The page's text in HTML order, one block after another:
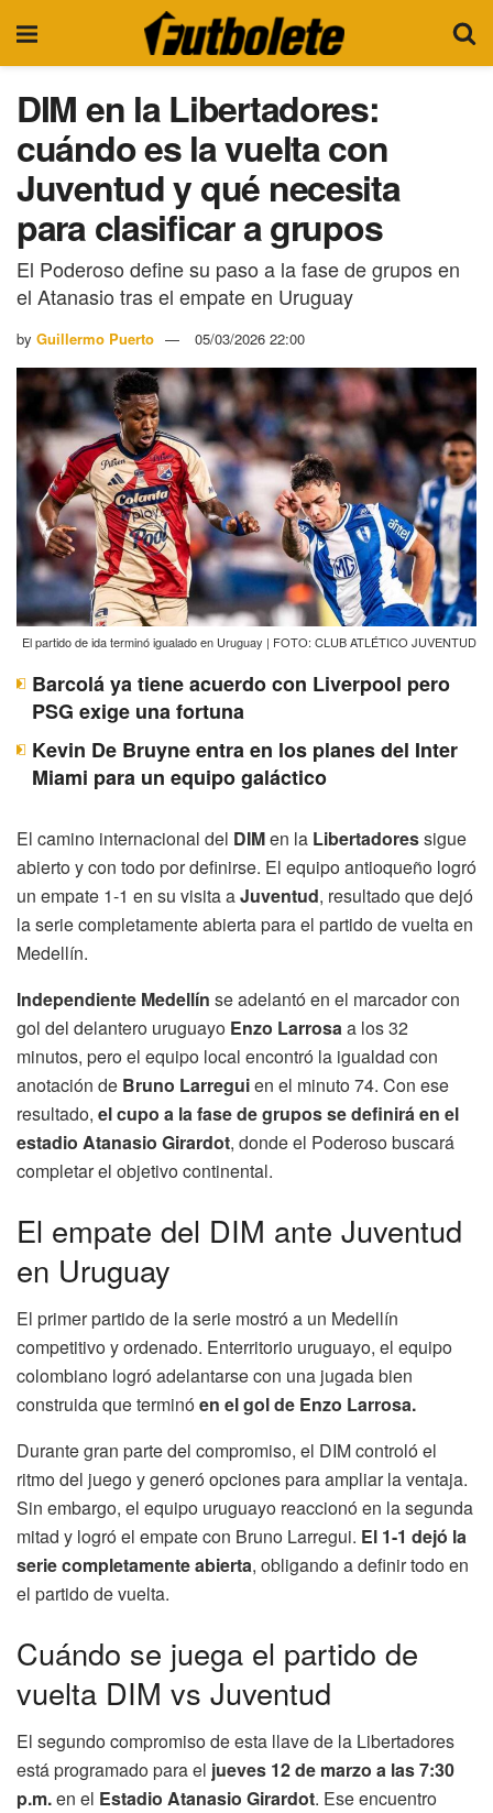
DIM en la Libertadores:
cuándo es la vuelta con
Juventud y qué necesita
para clasificar a grupos
El Poderoso define su paso a la fase de grupos en
el Atanasio tras el empate en Uruguay
by Guillermo Puerto 05/03/2026 22:00
El partido de ida terminó igualado en Uruguay | FOTO: CLUB ATLÉTICO JUVENTUD
Barcolá ya tiene acuerdo con Liverpool pero
PSG exige una fortuna
Kevin De Bruyne entra en los planes del Inter
Miami para un equipo galáctico
El camino internacional del DIMen la Libertadoressigue
abierto y con todo por definirse. El equipo antioqueño logró
un empate 1-1 en su visita aJuventud, resultado que dejó
la serie completamente abierta para el partido de vuelta en
Medellín.
Independiente Medellín se adelantó en el marcador con
gol del delantero uruguayo Enzo Larrosaa los 32
minutos, pero el equipo local encontró la igualdad con
anotación de Bruno Larreguien el minuto 74. Con ese
resultado, el cupo a la fase de grupos se definirá en el
estadio Atanasio Girardot, donde el Poderoso buscará
completar el objetivo continental.
El empate del DIM ante Juventud
en Uruguay
El primer partido de la serie mostró a un Medellín
competitivo y ordenado. Enterritorio uruguayo, el equipo
colombiano logró adelantarse con una jugada bien
construida que terminóen el gol de Enzo Larrosa.
Durante gran parte del compromiso, el DIM controló el
ritmo del juego y generó opciones para ampliar la ventaja.
Sin embargo, el equipo uruguayo reaccionó en la segunda
mitad y logró el empate con Bruno Larregui. El 1-1 dejó la
serie completamente abierta, obligando a definir todo en
el partido de vuelta.
Cuándo se juega el partido de
vuelta DIM vs Juventud
El segundo compromiso de esta llave de la Libertadores
está programado para el jueves 12 de marzo a las 7:30
p.m.en el Estadio Atanasio Girardot. Ese encuentro